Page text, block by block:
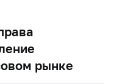
рынке